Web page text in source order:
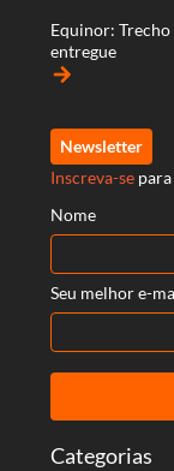
Categorias
Equinor: Trecho
entregue
arrow_forward
Newsletter
Inscreva-se
Nome
Seu melhor e-